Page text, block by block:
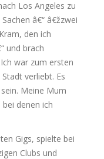
Los Angeles zu
â€“ â€žzwei
den ich
und brach
war zum ersten
verliebt. Es
Meine Mum
denen ich
Gigs, spielte bei
Clubs und